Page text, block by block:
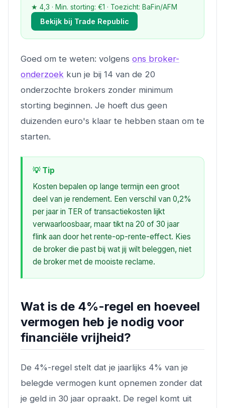
★ 4,3 · Min. storting: €1 · Toezicht: BaFin/AFM
Bekijk bij Trade Republic
Goed om te weten: volgens ons broker-
onderzoek kun je bij 14 van de 20
onderzochte brokers zonder minimum
storting beginnen. Je hoeft dus geen
duizenden euro's klaar te hebben staan om te
starten.
💡 Tip
Kosten bepalen op lange termijn een groot
deel van je rendement. Een verschil van 0,2%
per jaar in TER of transactiekosten lijkt
verwaarloosbaar, maar tikt na 20 of 30 jaar
flink aan door het rente-op-rente-effect. Kies
de broker die past bij wat jij wilt beleggen, niet
de broker met de mooiste reclame.
Wat is de 4%-regel en hoeveel
vermogen heb je nodig voor
financiële vrijheid?
De 4%-regel stelt dat je jaarlijks 4% van je
belegde vermogen kunt opnemen zonder dat
je geld in 30 jaar opraakt. De regel komt uit